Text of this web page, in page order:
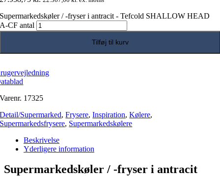
Supermarkedskøler / -fryser i antracit - Tefcold SHALLOW HEAD
A-CF antal
Tilføj til kurv
Varenr. 17325
Detail/Supermarked,Frysere,Inspiration,Kølere,
Supermarkedsfrysere, Supermarkedskølere
Beskrivelse
Yderligere information
Supermarkedskøler / -fryser i antracit